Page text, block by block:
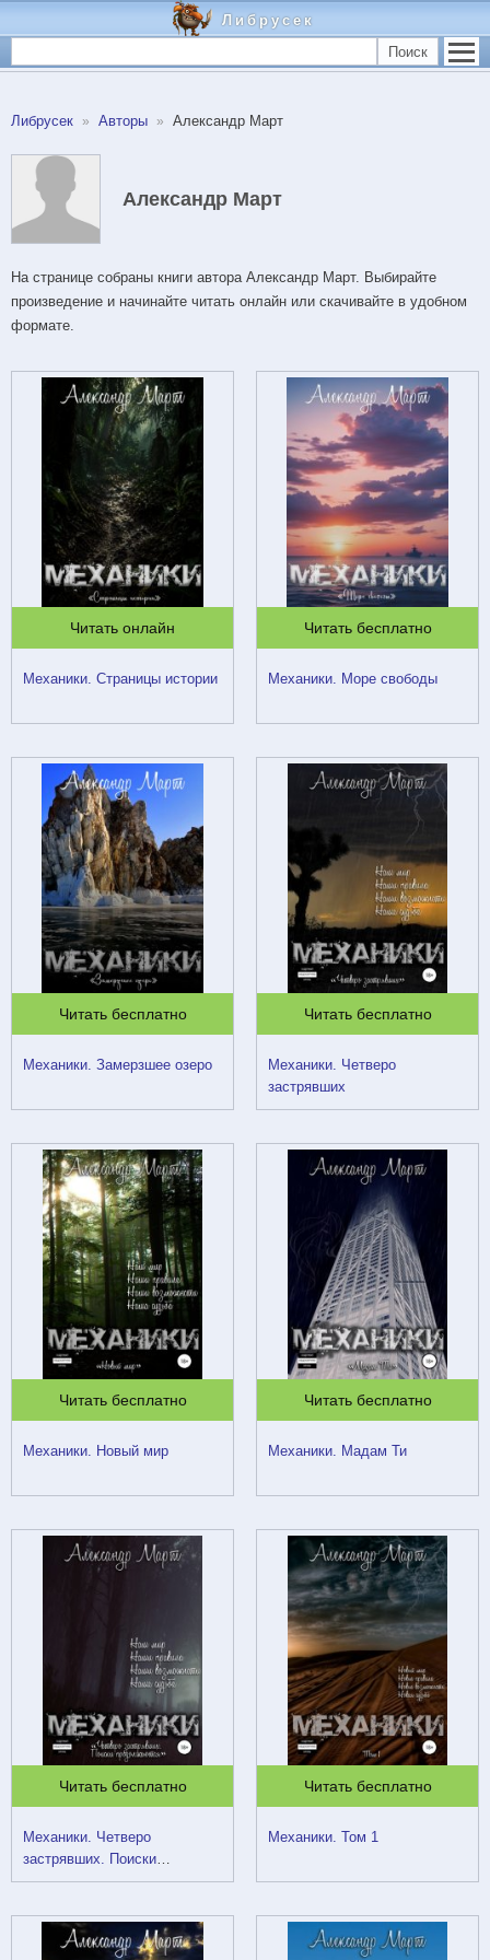
Либрусек
Поиск
Либрусек Авторы Александр Март
Александр Март
На странице собраны книги автора Александр Март. Выбирайте
произведение и начинайте читать онлайн или скачивайте в удобном
формате.
Читать онлайн
Механики. Страницы истории
Читать бесплатно
Механики. Море свободы
Читать бесплатно
Механики. Замерзшее озеро
Читать бесплатно
Механики. Четверо
застрявших
Читать бесплатно
Механики. Новый мир
Читать бесплатно
Механики. Мадам Ти
Читать бесплатно
Механики. Четверо
застрявших. Поиски
продолжаются
Читать бесплатно
Механики. Том 1